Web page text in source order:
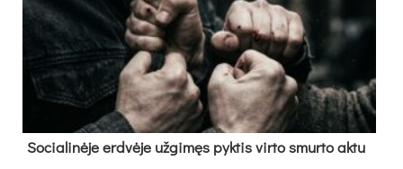
So­cia­li­nė­je erd­vė­je už­gi­męs pyk­tis vir­to smur­to ak­tu